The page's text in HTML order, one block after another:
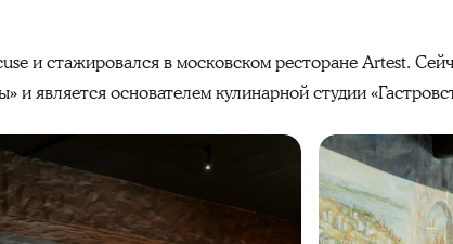
и стажировался в московском ресторане Artest.
является основателем кулинарной студии